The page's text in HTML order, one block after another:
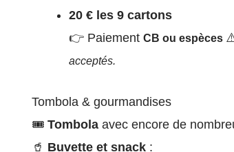
20 € les 9 cartons
👉 Paiement CB ou espèces
acceptés.
Tombola & gourmandises
🎟 Tombola avec encore de
🥤 Buvette et snack :